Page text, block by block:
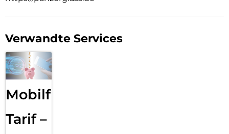
Verwandte Services
Mobilfunk
Tarif –